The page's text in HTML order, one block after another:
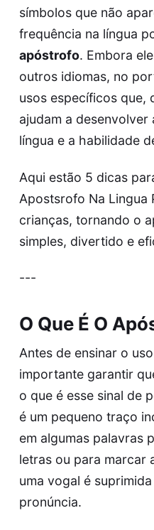
símbolos que não
frequência na língua
apóstrofo. Embora
outros idiomas, no
usos específicos que,
ajudam a desenvolver
língua e a habilidade
Aqui estão 5 dicas
Apostsrofo Na Lingua
crianças, tornando o
simples, divertido e
---
O Que É O
Antes de ensinar o
importante garantir
o que é esse sinal de
é um pequeno traço
em algumas palavras
letras ou para marcar
uma vogal é
pronúncia.